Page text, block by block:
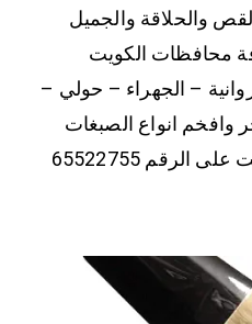
والحلاقة والجميل
محافظات الكويت
– الجهراء – حولي –
وافخم انواع الصبغات
والمواد التجميلية في الكويت على الرقم 65522755